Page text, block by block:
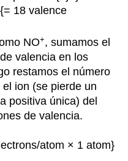
18 valence
NO+, sumamos el
valencia en los
restamos el número
ion (se pierde un
positiva única) del
de valencia.
atom × 1 atom}